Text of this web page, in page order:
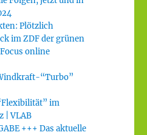
Plötzlich
im ZDF der grünen
online
“Turbo”
im
| VLAB
+++ Das aktuelle